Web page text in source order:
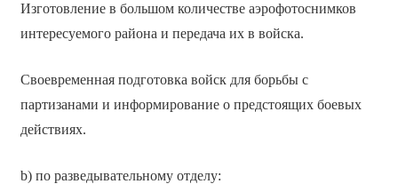
Изготовление в большом количестве аэрофотоснимков
интересуемого района и передача их в войска.
Своевременная подготовка войск для борьбы с
партизанами и информирование о предстоящих боевых
действиях.
b) по разведывательному отделу: